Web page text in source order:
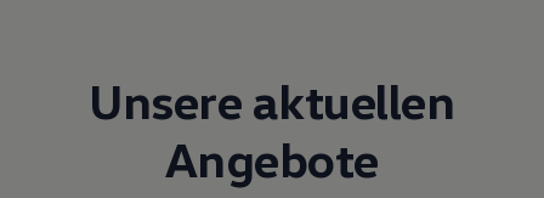
Unsere aktuellen
Angebote